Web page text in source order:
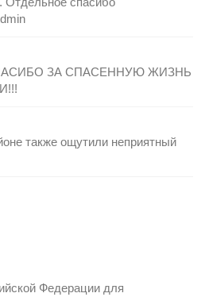
ЗА СПАСЕННУЮ ЖИЗНЬ
также ощутили неприятный
Федерации для